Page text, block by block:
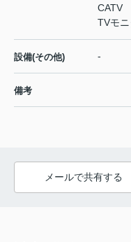
CATV
TVモ
設備(その他) -
備考
メールで共有する